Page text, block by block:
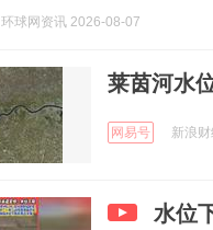
环球网资讯 2026-08-07
莱茵河水
网易号 新浪
水位